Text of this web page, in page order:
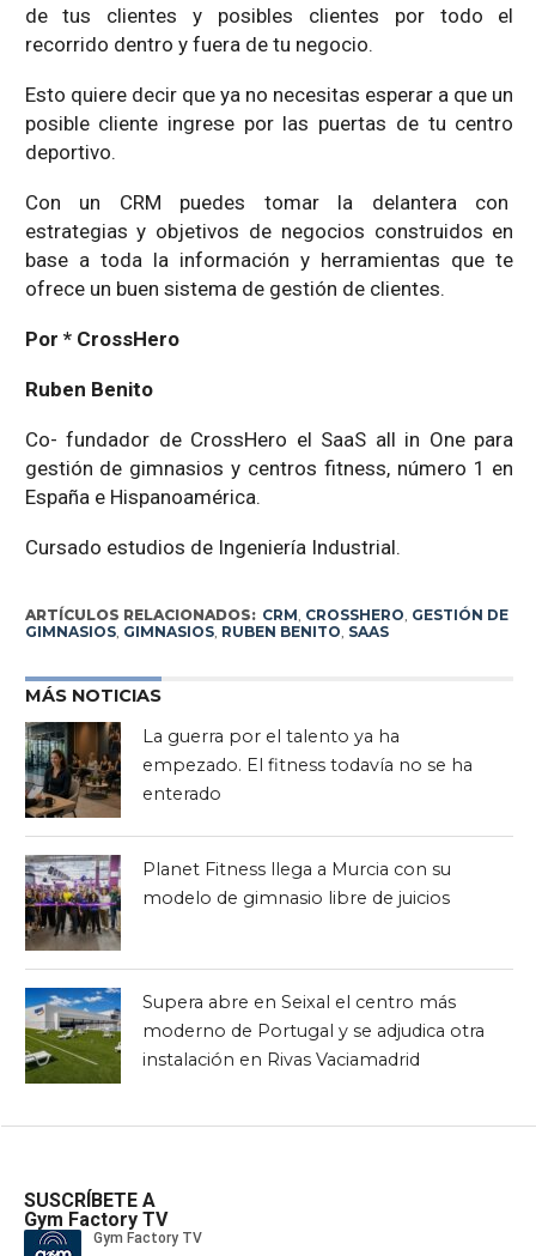
de tus clientes y posibles clientes por todo el
recorrido dentro y fuera de tu negocio.
Esto quiere decir que ya no necesitas esperar a que un
posible cliente ingrese por las puertas de tu centro
deportivo.
Con un CRM puedes tomar la delantera con
estrategias y objetivos de negocios construidos en
base a toda la información y herramientas que te
ofrece un buen sistema de gestión de clientes.
Por * CrossHero
Ruben Benito
Co- fundador de CrossHero el SaaS all in One para
gestión de gimnasios y centros fitness, número 1 en
España e Hispanoamérica.
Cursado estudios de Ingeniería Industrial.
ARTÍCULOS RELACIONADOS: CRM, CROSSHERO, GESTIÓN DE
GIMNASIOS, GIMNASIOS, RUBEN BENITO, SAAS
MÁS NOTICIAS
La guerra por el talento ya ha
empezado. El fitness todavía no se ha
enterado
Planet Fitness llega a Murcia con su
modelo de gimnasio libre de juicios
Supera abre en Seixal el centro más
moderno de Portugal y se adjudica otra
instalación en Rivas Vaciamadrid
SUSCRÍBETE A
Gym Factory TV